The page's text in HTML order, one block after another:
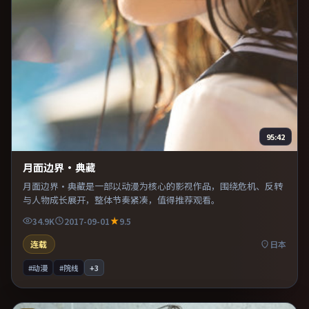
95:42
月面边界·典藏
月面边界·典藏是一部以动漫为核心的影视作品，围绕危机、反转
与人物成长展开，整体节奏紧凑，值得推荐观看。
34.9K 2017-09-01
9.5
连载
日本
#动漫 #院线 +3